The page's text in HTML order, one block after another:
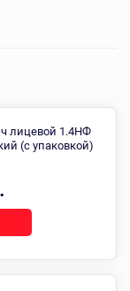
лицевой 1.4НФ
(с упаковкой)